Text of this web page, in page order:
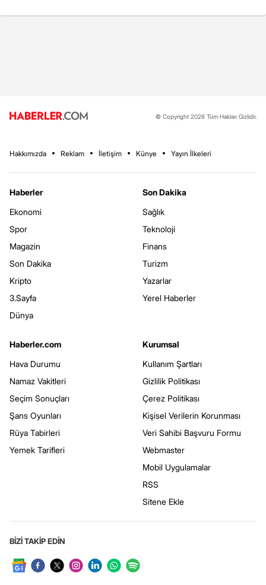
© Copyright 2026 Tüm Hakları Gizlidir.
Hakkımızda Reklam İletişim Künye Yayın İlkeleri
Haberler
Ekonomi
Spor
Magazin
Son Dakika
Kripto
3.Sayfa
Dünya
Son Dakika
Sağlık
Teknoloji
Finans
Turizm
Yazarlar
Yerel Haberler
Haberler.com
Hava Durumu
Namaz Vakitleri
Seçim Sonuçları
Şans Oyunları
Rüya Tabirleri
Yemek Tarifleri
Kurumsal
Kullanım Şartları
Gizlilik Politikası
Çerez Politikası
Kişisel Verilerin Korunması
Veri Sahibi Başvuru Formu
Webmaster
Mobil Uygulamalar
RSS
Sitene Ekle
BİZİ TAKİP EDİN